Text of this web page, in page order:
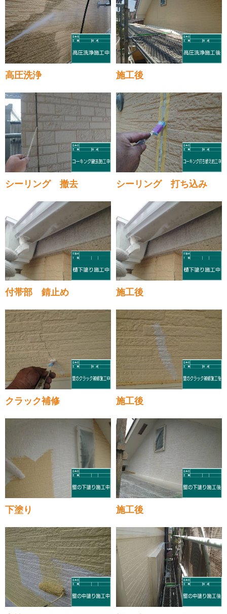
高圧洗浄 施工後
シーリング 撤去 シーリング 打ち込み
付帯部 錆止め 施工後
クラック補修 施工後
下塗り 施工後